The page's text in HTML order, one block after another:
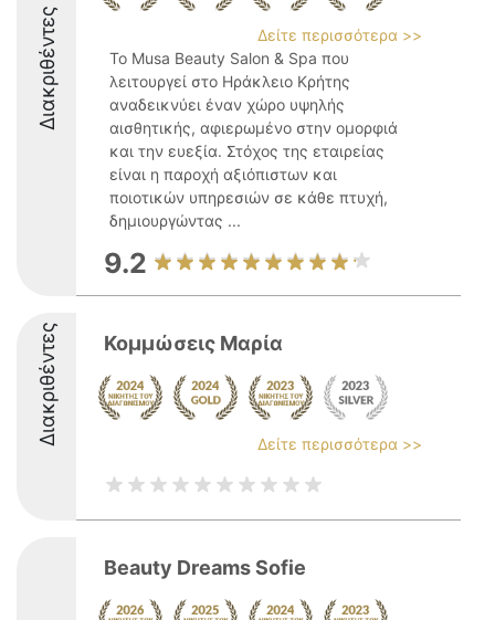
Διακριθέντες
Δείτε περισσότερα >>
Το Musa Beauty Salon & Spa που
λειτουργεί στο Ηράκλειο Κρήτης
αναδεικνύει έναν χώρο υψηλής
αισθητικής, αφιερωμένο στην ομορφιά
και την ευεξία. Στόχος της εταιρείας
είναι η παροχή αξιόπιστων και
ποιοτικών υπηρεσιών σε κάθε πτυχή,
δημιουργώντας ...
9.2
Διακριθέντες Κομμώσεις Μαρία
Δείτε περισσότερα >>
Beauty Dreams Sofie